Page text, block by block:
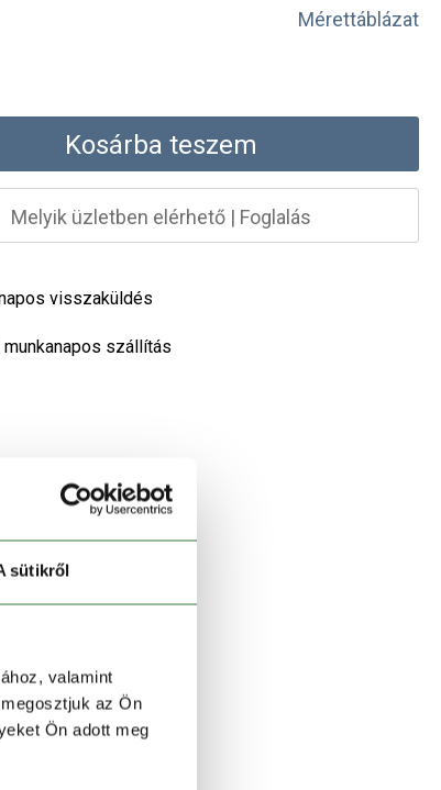
sütikről
valamint
az Ön
Ön adott meg
Mérettáblázat
Kosárba teszem
Melyik üzletben elérhető| Foglalás
visszaküldés
munkanapos szállítás